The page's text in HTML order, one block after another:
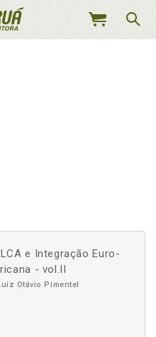
MEU
e Integração Euro-
- vol.II
Otávio Pimentel